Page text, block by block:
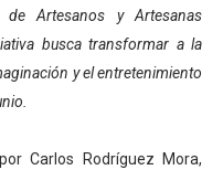
clubes deportivos
en Mérida con
Artesanos y Artesanas
busca transformar a la
y el entretenimiento
Carlos Rodríguez Mora,